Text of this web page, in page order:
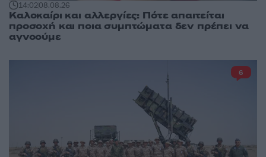
14:0208.08.26
Καλοκαίρι και αλλεργίες: Πότε απαιτείται
προσοχή και ποια συμπτώματα δεν πρέπει να
αγνοούμε
6